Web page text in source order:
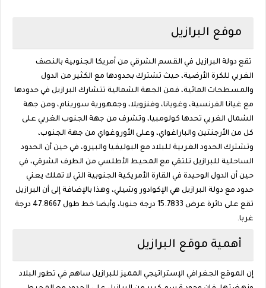
موقع البرازيل
تقع دولة البرازيل في القسم الشرقي من أمريكا الجنوبية بالنصف
الغربي للكرة الأرضية، حيث تشترك بحدودها مع الكثير من الدول
والمسطحات المائية، فمن الجهة الشمالية تتشارك البرازيل في حدودها
مع غيانا الفرنسية، وغويانا، وفنزويلا، وجمهورية سورينام، ومن جهة
الشمال الغربي تحدها كولومبيا، وتشرف من جهة الجنوب الغربي على
كل من الأرجنتين والباراغواي، وعلى الأوروغواي من جهة الجنوب،
وتشترك الحدود الغربية للبلاد مع البوليفيا والبيرو، في حين أن الحدود
الساحلية للبرازيل تلتقي مع المحيط الأطلسي من الطرف الشرقي، في
حين أن الدول الوحيدة في القارة الأمريكية الجنوبية التي لا تملك يعني
حدود مع دولة البرازيل هي الإكوادور وشيلي، وهذا بالإضافة إلى أن البرازيل
تقع على دائرة عرض 15.7833 درجة جنوبا، وأيضا خط طول 47.8667 درجة
غربا.
أهمية موقع البرازيل
إن الموقع الجغرافي الإستراتيجي المميز للبرازيل ساهم في تطور البلاد